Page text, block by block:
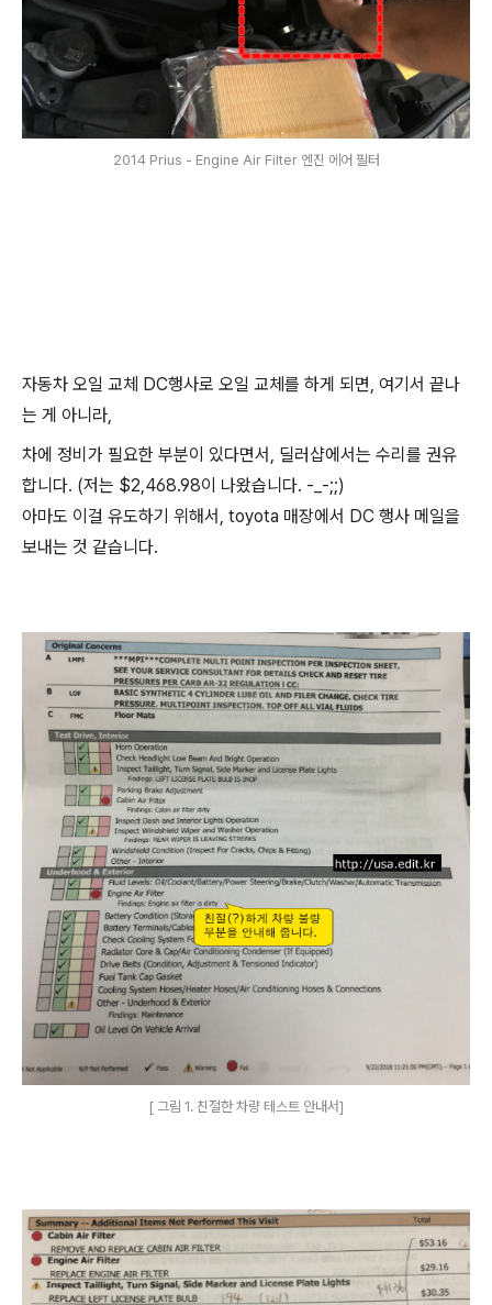
2014 Prius - Engine Air Filter 엔진 에어 필터
자동차 오일 교체 DC행사로 오일 교체를 하게 되면, 여기서 끝나
는 게 아니라,
차에 정비가 필요한 부분이 있다면서, 딜러샵에서는 수리를 권유
합니다. (저는 $2,468.98이 나왔습니다. -_-;;)
아마도 이걸 유도하기 위해서, toyota 매장에서 DC 행사 메일을
보내는 것 같습니다.
[ 그림 1. 친절한 차량 테스트 안내서]